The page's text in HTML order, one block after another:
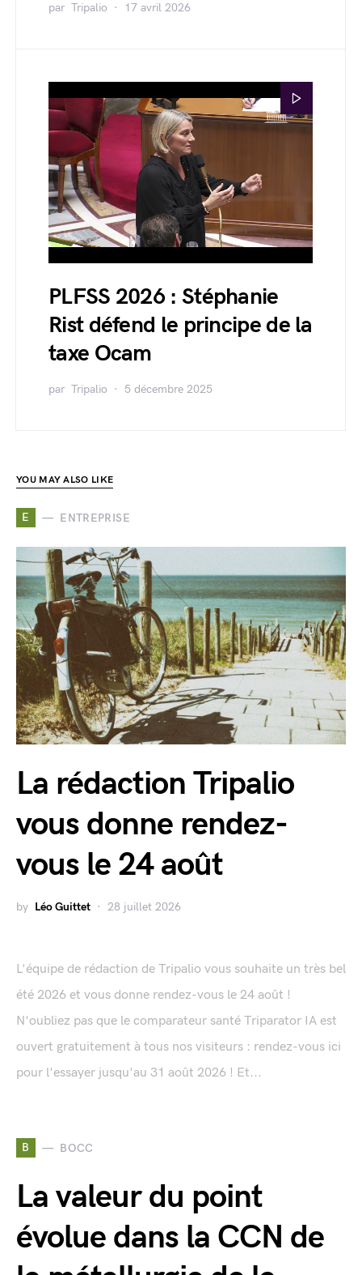
par Tripalio 17 avril 2026
PLFSS 2026 : Stéphanie
Rist défend le principe de la
taxe Ocam
par Tripalio 5 décembre 2025
YOU MAY ALSO LIKE
E ENTREPRISE
La rédaction Tripalio
vous donne rendez-
vous le 24 août
by Léo Guittet 28 juillet 2026
L'équipe de rédaction de Tripalio vous souhaite un très bel
été 2026 et vous donne rendez-vous le 24 août !
N'oubliez pas que le comparateur santé Triparator IA est
ouvert gratuitement à tous nos visiteurs : rendez-vous ici
pour l'essayer jusqu'au 31 août 2026 ! Et...
B BOCC
La valeur du point
évolue dans la CCN de